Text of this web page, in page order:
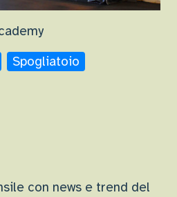
Spogliatoio
con news e trend del